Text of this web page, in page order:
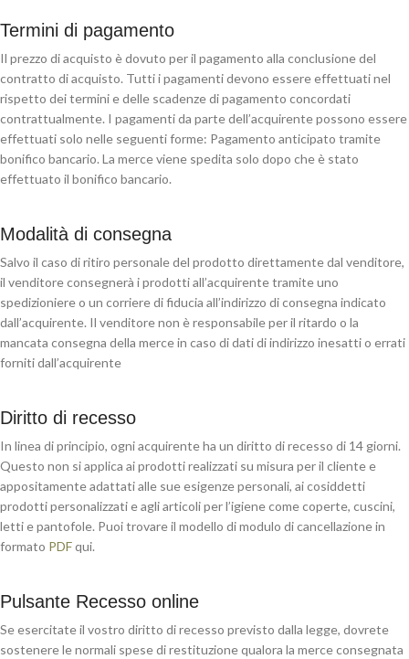
Termini di pagamento
Il prezzo di acquisto è dovuto per il pagamento alla conclusione del
contratto di acquisto. Tutti i pagamenti devono essere effettuati nel
rispetto dei termini e delle scadenze di pagamento concordati
contrattualmente. I pagamenti da parte dell’acquirente possono essere
effettuati solo nelle seguenti forme: Pagamento anticipato tramite
bonifico bancario. La merce viene spedita solo dopo che è stato
effettuato il bonifico bancario.
Modalità di consegna
Salvo il caso di ritiro personale del prodotto direttamente dal venditore,
il venditore consegnerà i prodotti all’acquirente tramite uno
spedizioniere o un corriere di fiducia all’indirizzo di consegna indicato
dall’acquirente. Il venditore non è responsabile per il ritardo o la
mancata consegna della merce in caso di dati di indirizzo inesatti o errati
forniti dall’acquirente
Diritto di recesso
In linea di principio, ogni acquirente ha un diritto di recesso di 14 giorni.
Questo non si applica ai prodotti realizzati su misura per il cliente e
appositamente adattati alle sue esigenze personali, ai cosiddetti
prodotti personalizzati e agli articoli per l’igiene come coperte, cuscini,
letti e pantofole. Puoi trovare il modello di modulo di cancellazione in
formato PDFqui.
Pulsante Recesso online
Se esercitate il vostro diritto di recesso previsto dalla legge, dovrete
sostenere le normali spese di restituzione qualora la merce consegnata